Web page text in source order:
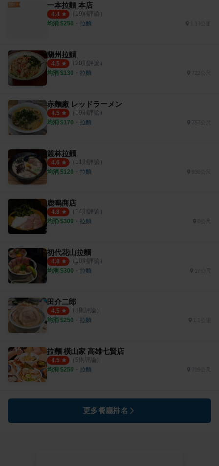
一本拉麵 本店
4.4 （ 19則評論）
均消 $250 ・ 拉麵
蘭州拉麵
4.5 （ 20則評論）
均消 $130 ・ 拉麵
赤麵廠 レッドラーメン
4.5 （ 19則評論）
均消 $170 ・ 拉麵 757公尺
叢林拉麵
4.6 （ 11則評論）
均消 $120 ・ 拉麵
鹿鳴商店
4.8 （ 14則評論）
均消 $300 ・ 拉麵
初代花山拉麵
4.8 （ 10則評論）
均消 $300 ・ 拉麵
田介二郎
4.5 （ 8則評論）
均消 $250 ・ 拉麵
拉麵 橫山家 高雄七賢店
4.5 （ 5則評論）
均消 $250 ・ 拉麵
更多餐廳排名